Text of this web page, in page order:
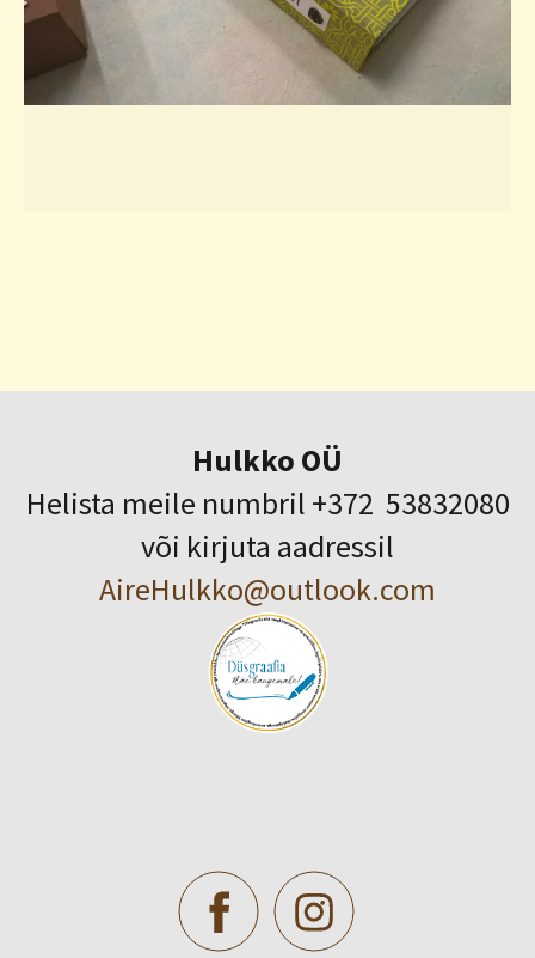
Hulkko OÜ
Helista meile numbril +372 53832080
või kirjuta aadressil
AireHulkko@outlook.com